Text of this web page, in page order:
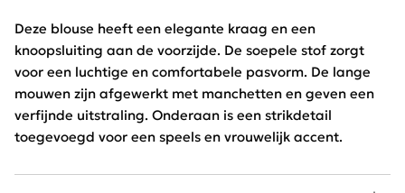
Deze blouse heeft een elegante kraag en een
knoopsluiting aan de voorzijde. De soepele stof zorgt
voor een luchtige en comfortabele pasvorm. De lange
mouwen zijn afgewerkt met manchetten en geven een
verfijnde uitstraling. Onderaan is een strikdetail
toegevoegd voor een speels en vrouwelijk accent.